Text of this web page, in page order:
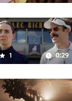
1 0:29